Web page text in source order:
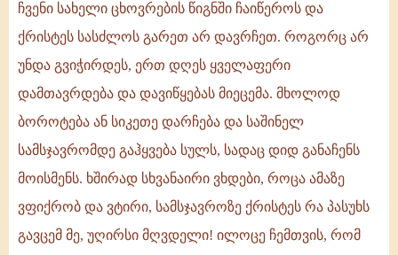
ჩვენი სახელი ცხოვრების წიგნში ჩაიწეროს და
ქრისტეს სასძლოს გარეთ არ დავრჩეთ. როგორც არ
უნდა გვიჭირდეს, ერთ დღეს ყველაფერი
დამთავრდება და დავიწყებას მიეცემა. მხოლოდ
ბოროტება ან სიკეთე დარჩება და საშინელ
სამსჯავრომდე გაჰყვება სულს, სადაც დიდ განაჩენს
მოისმენს. ხშირად სხვანაირი ვხდები, როცა ამაზე
ვფიქრობ და ვტირი, სამსჯავროზე ქრისტეს რა პასუხს
გავცემ მე, უღირსი მღვდელი! ილოცე ჩემთვის, რომ